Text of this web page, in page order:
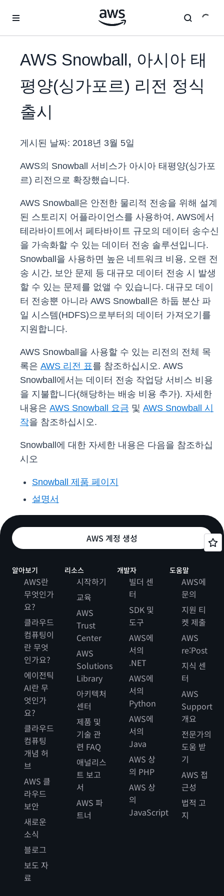
AWS Snowball, 아시아 태
평양(싱가포르) 리전 정식
출시
게시된 날짜: 2018년 3월 5일
AWS의 Snowball 서비스가 아시아 태평양(싱가포
르) 리전으로 확장했습니다.
AWS Snowball은 안전한 물리적 전송을 위해 설계
된 스토리지 어플라이언스를 사용하여, AWS에서
테라바이트에서 페타바이트 규모의 데이터 송수신
을 가속화할 수 있는 데이터 전송 솔루션입니다.
Snowball을 사용하면 높은 네트워크 비용, 오랜 전
송 시간, 보안 문제 등 대규모 데이터 전송 시 발생
할 수 있는 문제를 없앨 수 있습니다. 대규모 데이
터 전송뿐 아니라 AWS Snowball은 하둡 분산 파
일 시스템(HDFS)으로부터의 데이터 가져오기를
지원합니다.
AWS Snowball을 사용할 수 있는 리전의 전체 목
록은 AWS 리전 표를 참조하십시오. AWS
Snowball에서는 데이터 전송 작업당 서비스 비용
을 지불합니다(해당하는 배송 비용 추가). 자세한
내용은 AWS Snowball 요금 및 AWS Snowball 시
작을 참조하십시오.
Snowball에 대한 자세한 내용은 다음을 참조하십
시오
Snowball 제품 페이지
설명서
AWS 계정 생성
알아보기
AWS란
무엇인가
요?
클라우드
컴퓨팅이
란 무엇
인가요?
에이전틱
AI란 무
엇인가
요?
클라우드
컴퓨팅
개념 허
브
AWS 클
라우드
보안
새로운
소식
블로그
보도 자
료
리소스
시작하기
교육
AWS
Trust
Center
AWS
Solutions
Library
아키텍처
센터
제품 및
기술 관
련 FAQ
애널리스
트 보고
서
AWS 파
트너
개발자
빌더 센
터
SDK 및
도구
AWS에
서의
.NET
AWS에
서의
Python
AWS에
서의
Java
AWS 상
의 PHP
AWS 상
의
JavaScript
도움말
AWS에
문의
지원 티
켓 제출
AWS
re:Post
지식 센
터
AWS
Support
개요
전문가의
도움 받
기
AWS 접
근성
법적 고
지